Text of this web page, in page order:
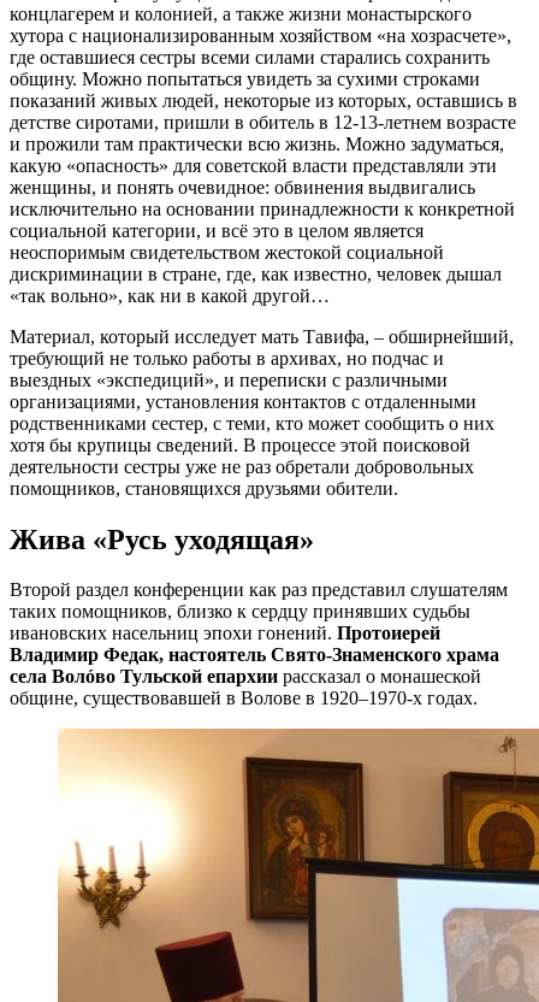
концлагерем и колонией, а также жизни монастырского
хутора с национализированным хозяйством «на хозрасчете»,
где оставшиеся сестры всеми силами старались сохранить
общину. Можно попытаться увидеть за сухими строками
показаний живых людей, некоторые из которых, оставшись в
детстве сиротами, пришли в обитель в 12-13-летнем возрасте
и прожили там практически всю жизнь. Можно задуматься,
какую «опасность» для советской власти представляли эти
женщины, и понять очевидное: обвинения выдвигались
исключительно на основании принадлежности к конкретной
социальной категории, и всё это в целом является
неоспоримым свидетельством жестокой социальной
дискриминации в стране, где, как известно, человек дышал
«так вольно», как ни в какой другой…
Материал, который исследует мать Тавифа, – обширнейший,
требующий не только работы в архивах, но подчас и
выездных «экспедиций», и переписки с различными
организациями, установления контактов с отдаленными
родственниками сестер, с теми, кто может сообщить о них
хотя бы крупицы сведений. В процессе этой поисковой
деятельности сестры уже не раз обретали добровольных
помощников, становящихся друзьями обители.
Жива «Русь уходящая»
Второй раздел конференции как раз представил слушателям
таких помощников, близко к сердцу принявших судьбы
ивановских насельниц эпохи гонений. Протоиерей
Владимир Федак, настоятель Свято-Знаменского храма
села Волóво Тульской епархии рассказал о монашеской
общине, существовавшей в Волове в 1920–1970-х годах.